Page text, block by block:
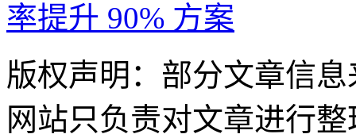
率提升 90% 方案
版权声明：部分文章信
网站只负责对文章进行